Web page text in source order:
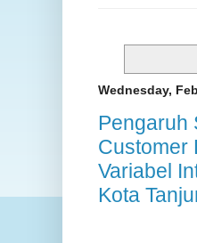
Wednesday,
Pengaruh
Customer
Variabel
Kota